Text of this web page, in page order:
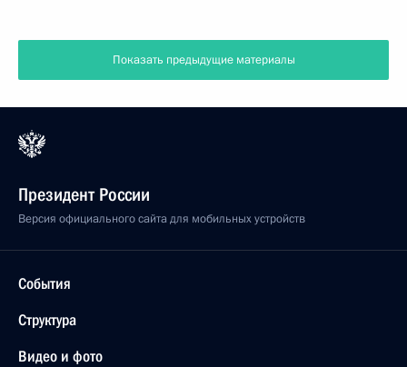
Показать предыдущие материалы
Президент России
Версия официального сайта для мобильных устройств
События
Структура
Видео и фото